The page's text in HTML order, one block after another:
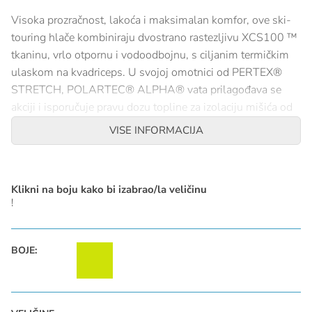
Visoka prozračnost, lakoća i maksimalan komfor, ove ski-
touring hlače kombiniraju dvostrano rastezljivu XCS100 ™
tkaninu, vrlo otpornu i vodoodbojnu, s ciljanim termičkim
ulaskom na kvadriceps. U svojoj omotnici od PERTEX®
STRETCH, POLARTEC® ALPHA® vata prilagođava se
akciji i isporučuje pravu dozu topline za izolaciju mišića od
Hibridna konstrukcija za izolaciju i rastezanje
2 džepa s patentnim zatvaračima
Jednostavan pristup skijaškim čizmama
Reflektirajuće označavanje
Sekundarni materijal: toray® zracno rastezanje 100%
poliamid
VISE INFORMACIJA
Klikni na boju kako bi izabrao/la veličinu
!
BOJE: